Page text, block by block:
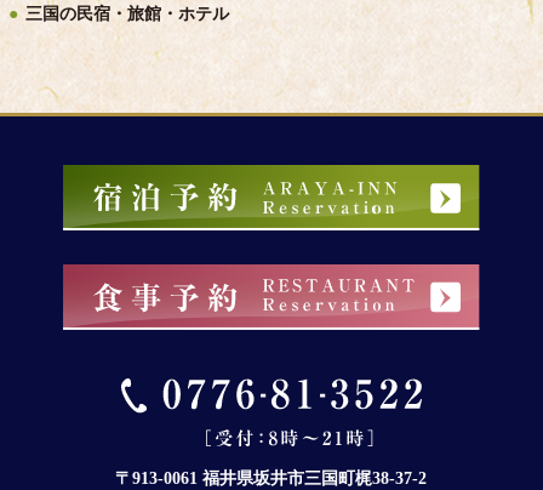
三国の民宿・旅館・ホテル
〒913-0061 福井県坂井市三国町梶38-37-2